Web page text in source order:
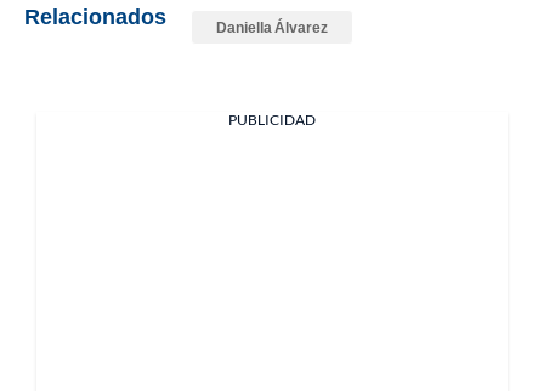
Relacionados Daniella Álvarez
PUBLICIDAD